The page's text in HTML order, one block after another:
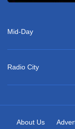
Mid-Day
Radio City
About Us